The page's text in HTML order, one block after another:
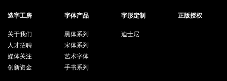
造字工房
关于我们
人才招聘
媒体关注
创新资金
字体产品
黑体系列
宋体系列
艺术字体
手书系列
字形定制
迪士尼
正版授权